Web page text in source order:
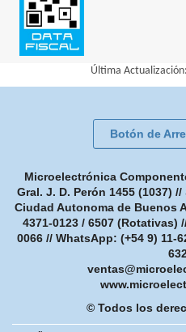
Última
Botón de
Microelectrónica
Gral. J. D. Perón 1455 (1037)
Ciudad Autonoma de Buenos
4371-0123 / 6507 (Rotativas)
0066 // WhatsApp: (+54 9) 11-
© Todos los